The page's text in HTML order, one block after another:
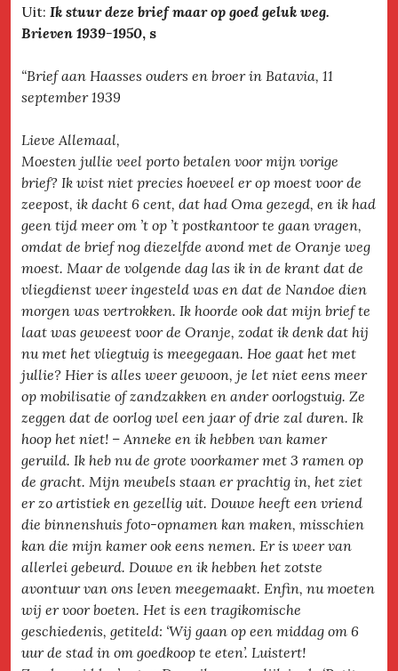
Uit: Ik stuur deze brief maar op goed geluk weg.
Brieven 1939-1950, s
“Brief aan Haasses ouders en broer in Batavia, 11
september 1939
Lieve Allemaal,
Moesten jullie veel porto betalen voor mijn vorige
brief? Ik wist niet precies hoeveel er op moest voor de
zeepost, ik dacht 6 cent, dat had Oma gezegd, en ik had
geen tijd meer om ’t op ’t postkantoor te gaan vragen,
omdat de brief nog diezelfde avond met de Oranje weg
moest. Maar de volgende dag las ik in de krant dat de
vliegdienst weer ingesteld was en dat de Nandoe dien
morgen was vertrokken. Ik hoorde ook dat mijn brief te
laat was geweest voor de Oranje, zodat ik denk dat hij
nu met het vliegtuig is meegegaan. Hoe gaat het met
jullie? Hier is alles weer gewoon, je let niet eens meer
op mobilisatie of zandzakken en ander oorlogstuig. Ze
zeggen dat de oorlog wel een jaar of drie zal duren. Ik
hoop het niet! – Anneke en ik hebben van kamer
geruild. Ik heb nu de grote voorkamer met 3 ramen op
de gracht. Mijn meubels staan er prachtig in, het ziet
er zo artistiek en gezellig uit. Douwe heeft een vriend
die binnenshuis foto-opnamen kan maken, misschien
kan die mijn kamer ook eens nemen. Er is weer van
allerlei gebeurd. Douwe en ik hebben het zotste
avontuur van ons leven meegemaakt. Enfin, nu moeten
wij er voor boeten. Het is een tragikomische
geschiedenis, getiteld: ‘Wij gaan op een middag om 6
uur de stad in om goedkoop te eten’. Luistert!